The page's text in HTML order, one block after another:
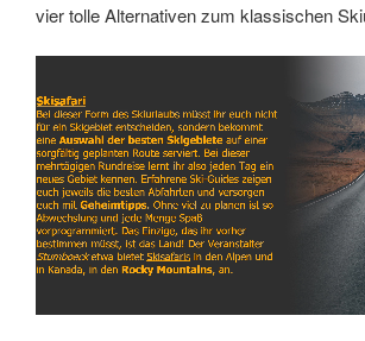
vier tolle Alternativen zum klassischen